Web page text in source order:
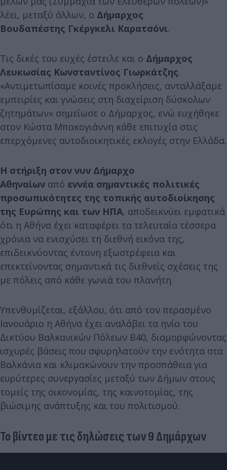
λέει, μεταξύ άλλων, ο Δήμαρχος
Βουδαπέστης Γκέργκελι Καρατσόνι.
Τις δικές του ευχές έστειλε και ο Δήμαρχος
Λευκωσίας Κωνσταντίνος Γιωρκάτζης.
«Αντιμετωπίσαμε κοινές προκλήσεις, ανταλλάξαμε
εμπειρίες και γνώσεις στη διαχείριση δύσκολων
ζητημάτων» σημείωσε ο Δήμαρχος, ενώ ευχήθηκε
στον Κώστα Μπακογιάννη κάθε επιτυχία στις
επερχόμενες αυτοδιοικητικές εκλογές στην Ελλάδα.
Η στήριξη στον νυν Δήμαρχο
Αθηναίων από εννέα σημαντικές πολιτικές
προσωπικότητες της τοπικής αυτοδιοίκησης
της Ευρώπης και των ΗΠΑ, αποδεικνύει εμφατικά
ότι η Αθήνα έχει καταφέρει τα τελευταία τέσσερα
χρόνια να ενισχύσει τη διεθνή εικόνα της,
επιδεικνύοντας έντονη εξωστρέφεια και
επεκτείνοντας σημαντικά τις διεθνείς σχέσεις της
με πόλεις από κάθε γωνιά του πλανήτη.
Υπενθυμίζεται, εξάλλου, ότι από τον περασμένο
Ιανουάριο η Αθήνα έχει αναλάβει τα ηνία του
Δικτύου Βαλκανικών Πόλεων Β40, διαμορφώνοντας
ισχυρές βάσεις που σφυρηλατούν την ενότητα στα
Βαλκάνια και κλιμακώνουν την προσπάθεια για
ευρύτερες συνεργασίες μεταξύ των Δήμων στους
τομείς της οικονομίας, της καινοτομίας, της
βιώσιμης ανάπτυξης και του πολιτισμού.
Το βίντεο με τις δηλώσεις των 9 Δημάρχων